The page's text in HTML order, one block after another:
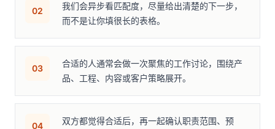
02
我们会异步看匹配度，尽量给出清楚的下一步，
而不是让你填很长的表格。
03
合适的人通常会做一次聚焦的工作讨论，围绕产
品、工程、内容或客户策略展开。
04
双方都觉得合适后，再一起确认职责范围、预